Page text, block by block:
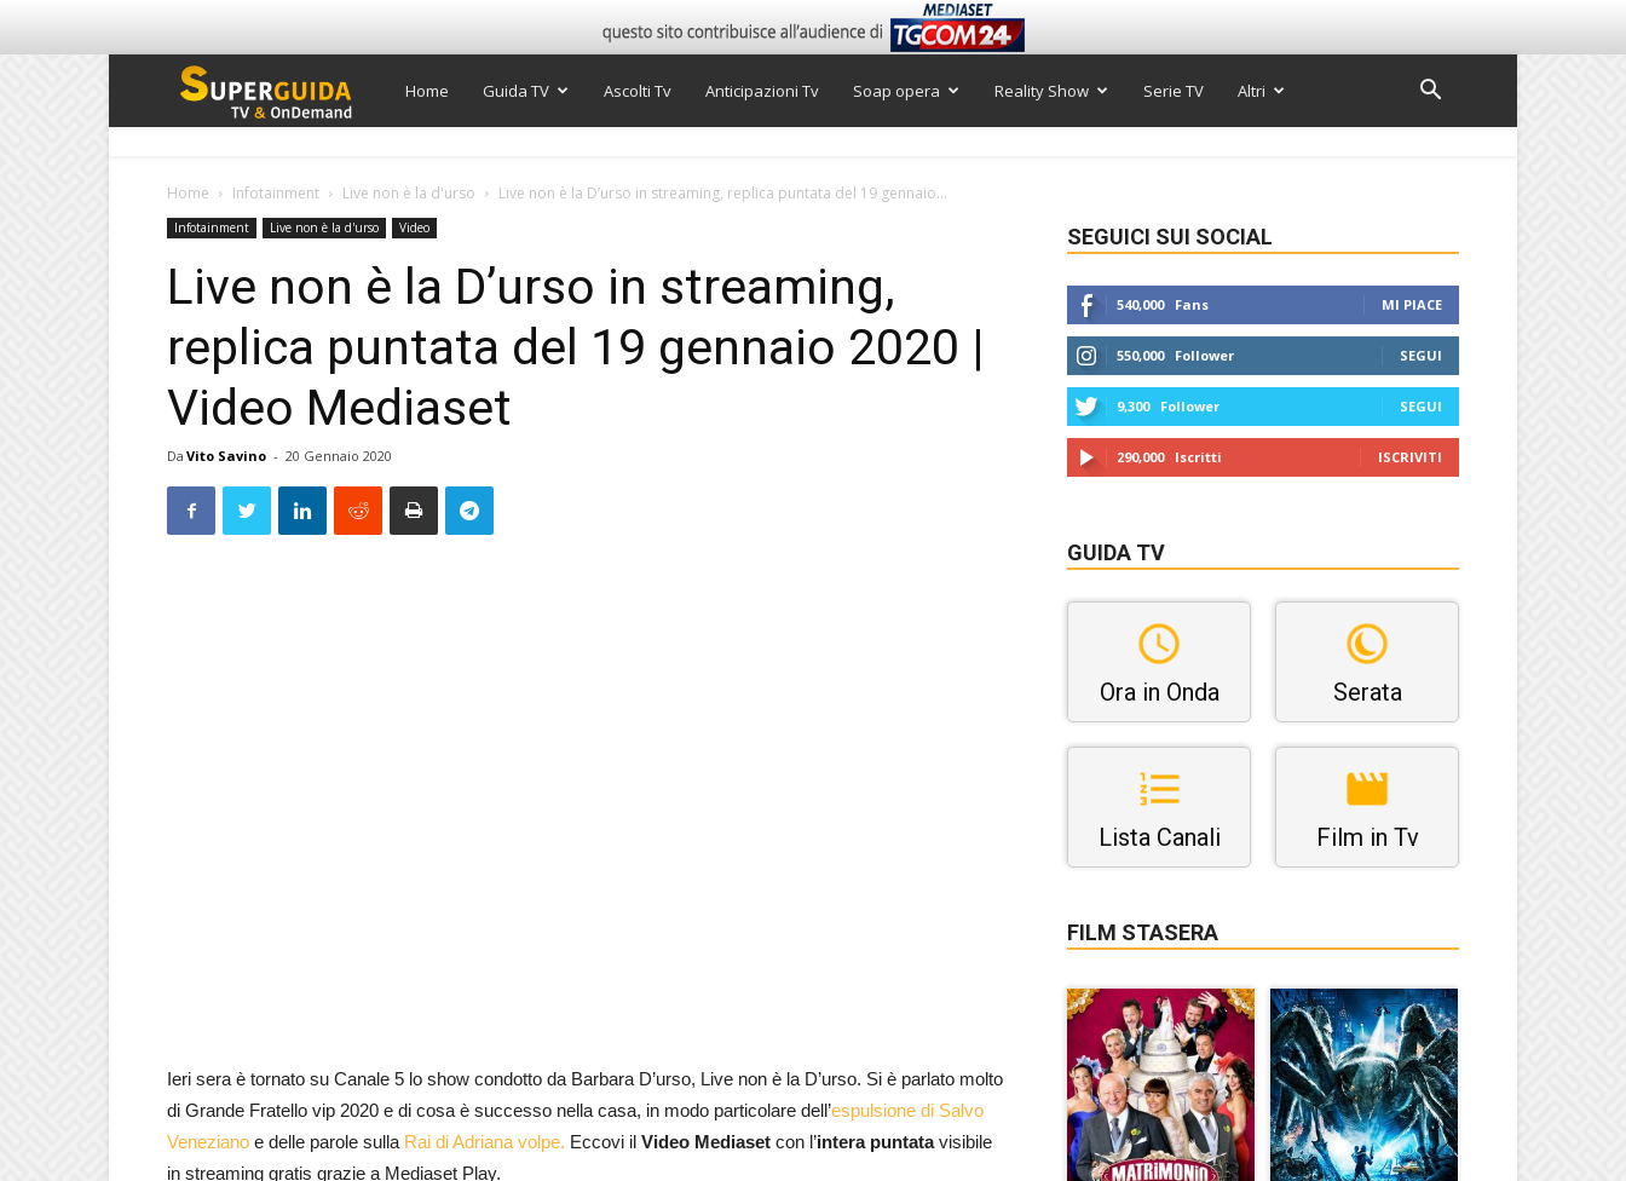
Super
TV
Home Guida TV Ascolti Tv Anticipazioni Tv Soap opera Reality Show Serie TV Altri
Home Infotainment Live non è la d'urso Live non è la D’urso in streaming, replica puntata del 19 gennaio...
Infotainment Live non è la d'urso Video
Live non è la D’urso in streaming,
replica puntata del 19 gennaio 2020 |
Video Mediaset
Da Vito Savino - 20 Gennaio 2020
Ieri sera è tornato su Canale 5 lo show condotto da Barbara D’urso, Live non è la D’urso. Si è parlato molto
di Grande Fratello vip 2020 e di cosa è successo nella casa, in modo particolare dell’espulsione di Salvo
Veneziano e delle parole sulla Rai di Adriana volpe. Eccovi il Video Mediaset con l’intera puntatavisibile
in streaming gratis grazie a Mediaset Play.
SEGUICI SUI SOCIAL
540,000 Fans MI PIACE
550,000 Follower SEGUI
9,300 Follower SEGUI
290,000 Iscritti ISCRIVITI
GUIDA TV
Ora in Onda Serata
Lista Canali Film in Tv
FILM STASERA